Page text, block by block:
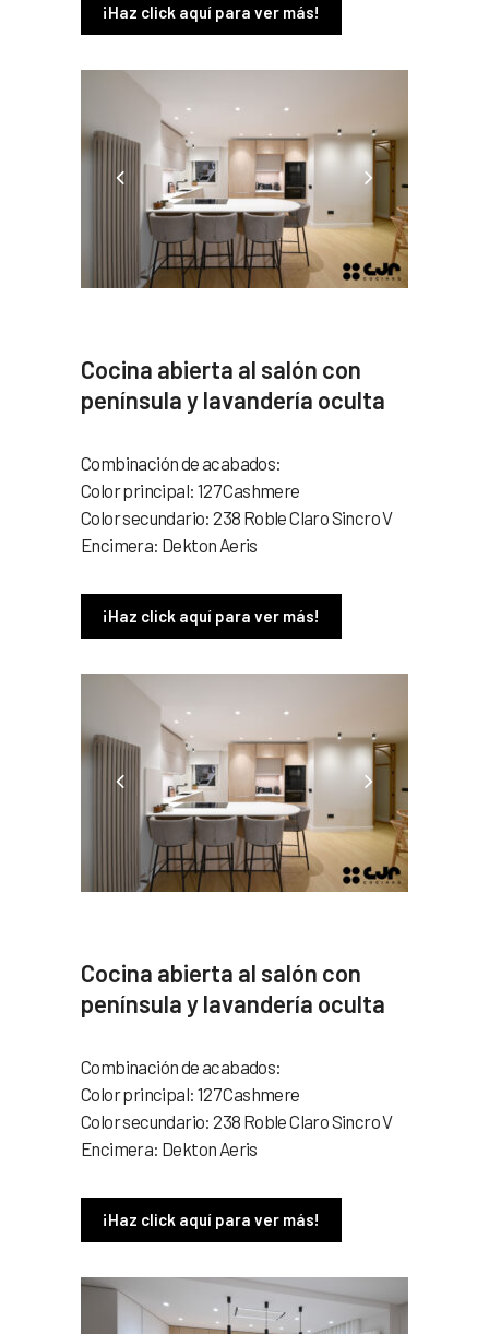
¡Haz click aquí para ver más!
Cocina abierta al salón con
península y lavandería oculta
Combinación de acabados:
Color principal: 127 Cashmere
Color secundario: 238 Roble Claro Sincro V
Encimera: Dekton Aeris
¡Haz click aquí para ver más!
Cocina abierta al salón con
península y lavandería oculta
Combinación de acabados:
Color principal: 127 Cashmere
Color secundario: 238 Roble Claro Sincro V
Encimera: Dekton Aeris
¡Haz click aquí para ver más!